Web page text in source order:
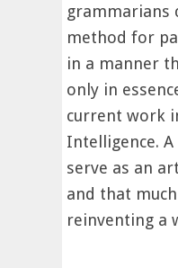
grammarians
method for
in a manner
only in
current work
Intelligence.
serve as an
and that
reinventing a